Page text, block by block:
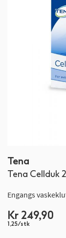
Tena
Tena Cellduk
Engangs
Kr 249,90
1,25/stk
til
begynnelsen
bildegalleri